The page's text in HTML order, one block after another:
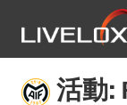
活動: